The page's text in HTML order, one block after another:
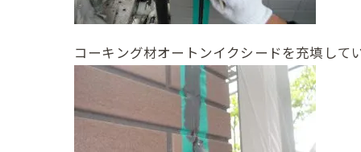
コーキング材オートンイクシードを充填して